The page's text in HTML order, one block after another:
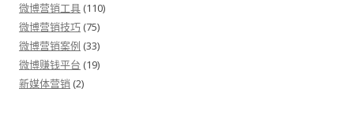
微博营销工具 (110)
微博营销技巧 (75)
微博营销案例 (33)
微博赚钱平台 (19)
新媒体营销 (2)